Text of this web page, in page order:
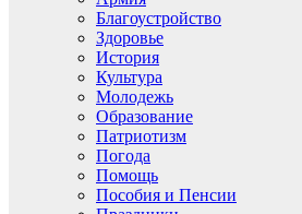
Благоустройство
Здоровье
История
Культура
Молодежь
Образование
Патриотизм
Погода
Помощь
Пособия и Пенсии